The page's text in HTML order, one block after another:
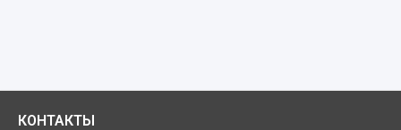
КОНТАКТЫ